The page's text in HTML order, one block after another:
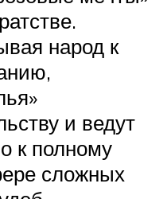
народ к
и ведут
к полному
сложных